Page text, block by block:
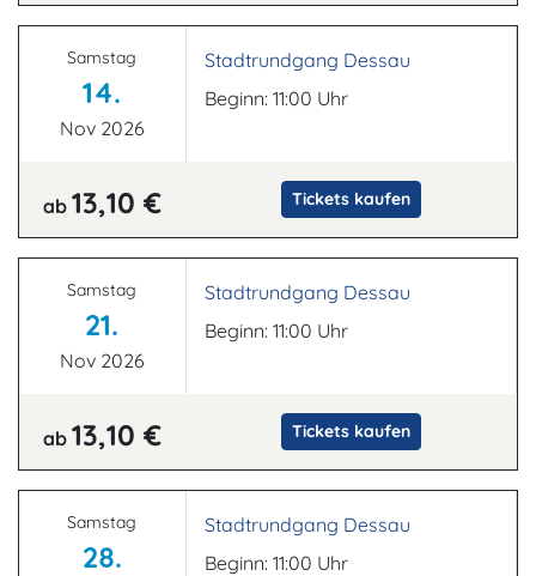
Samstag
14.
Nov 2026
Stadtrundgang Dessau
Beginn: 11:00 Uhr
ab 13,10 € Tickets kaufen
Samstag
21.
Nov 2026
Stadtrundgang Dessau
Beginn: 11:00 Uhr
ab 13,10 € Tickets kaufen
Samstag
28.
Stadtrundgang Dessau
Beginn: 11:00 Uhr